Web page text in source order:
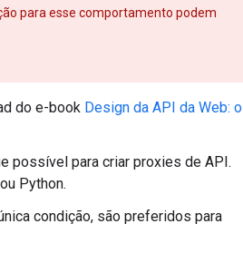
para esse comportamento podem
do e-book Design da API da Web: o
possível para criar proxies de API.
Python.
condição, são preferidos para